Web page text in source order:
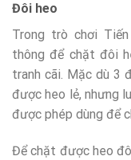
Đôi heo
Trong trò chơi
thông để chặt đôi
tranh cãi. Mặc dù 3
được heo lẻ, nhưng
được phép dùng để
Để chặt được heo